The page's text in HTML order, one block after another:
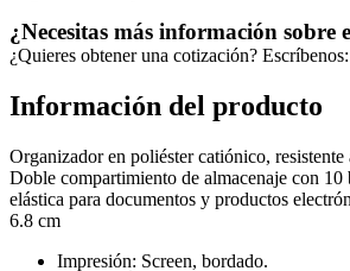
¿Necesitas más información sobre
¿Quieres obtener una cotización? Escríbenos:
Información del producto
Organizador en poliéster catiónico, resistente
Doble compartimiento de almacenaje con 10
elástica para documentos y productos
6.8 cm
Impresión: Screen, bordado.